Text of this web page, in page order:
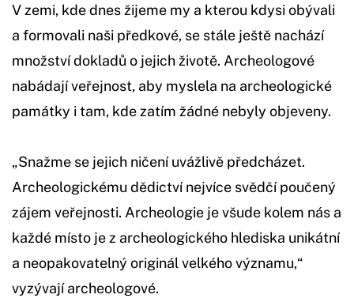
V zemi, kde dnes žijeme my a kterou kdysi obývali
a formovali naši předkové, se stále ještě nachází
množství dokladů o jejich životě. Archeologové
nabádají veřejnost, aby myslela na archeologické
památky i tam, kde zatím žádné nebyly objeveny.
„Snažme se jejich ničení uvážlivě předcházet.
Archeologickému dědictví nejvíce svědčí poučený
zájem veřejnosti. Archeologie je všude kolem nás a
každé místo je z archeologického hlediska unikátní
a neopakovatelný originál velkého významu,“
vyzývají archeologové.